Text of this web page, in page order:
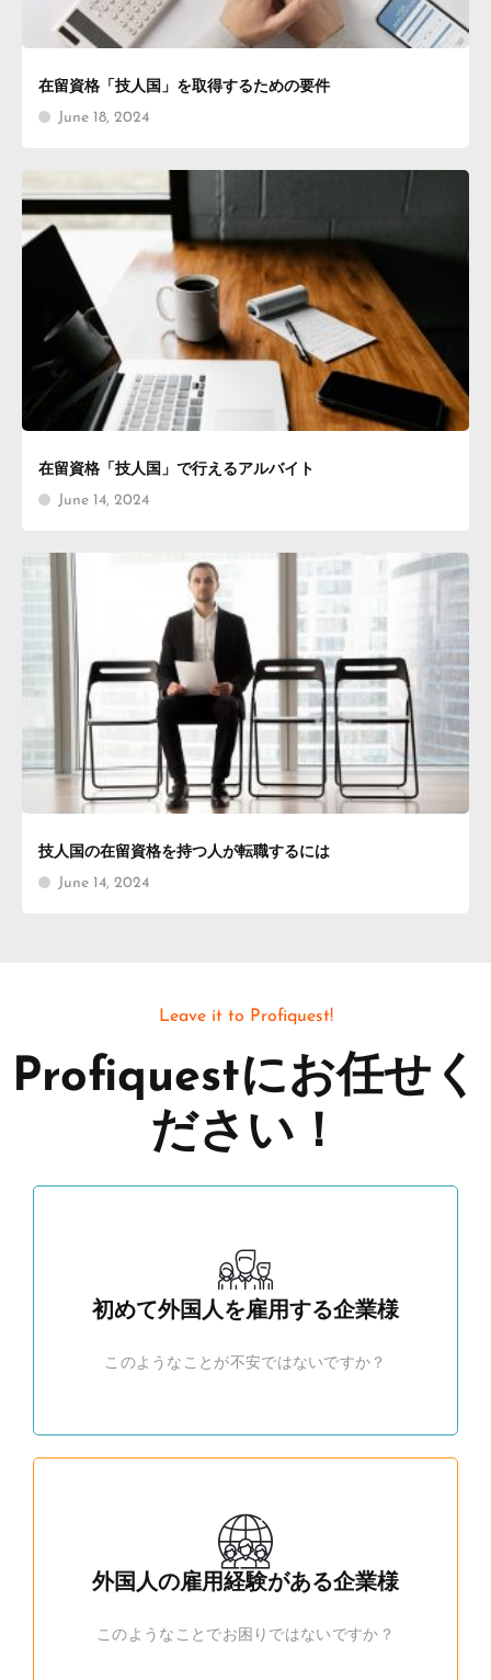
在留資格「技人国」を取得するための要件
June 18, 2024
在留資格「技人国」で行えるアルバイト
June 14, 2024
技人国の在留資格を持つ人が転職するには
June 14, 2024
Leave it to Profiquest!
Profiquestにお任せく
ださい！
初めて外国人を雇用する企業様
このようなことが不安ではないですか？
外国人の雇用経験がある企業様
このようなことでお困りではないですか？